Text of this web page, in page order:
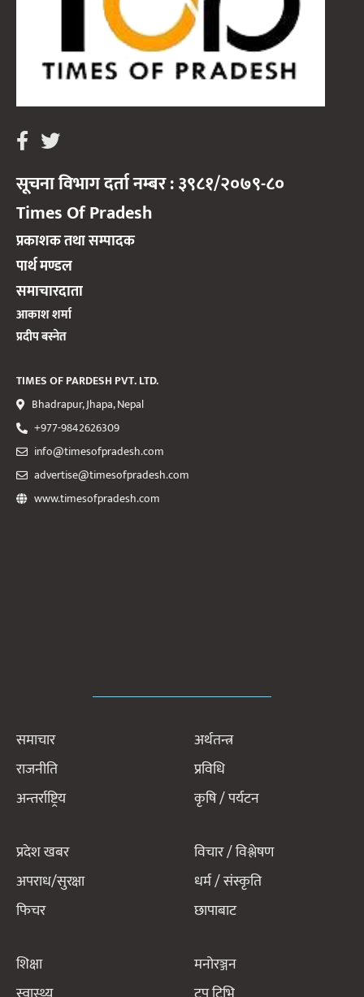
सूचना विभाग दर्ता नम्बर : ३९८१/२०७९-८०
Times Of Pradesh
प्रकाशक तथा सम्पादक
पार्थ मण्डल
समाचारदाता
आकाश शर्मा
प्रदीप बस्नेत
TIMES OF PARDESH PVT. LTD.
Bhadrapur, Jhapa, Nepal
+977-9842626309
info@timesofpradesh.com
advertise@timesofpradesh.com
www.timesofpradesh.com
समाचार
राजनीति
अन्तर्राष्ट्रिय
अर्थतन्त्र
प्रविधि
कृषि / पर्यटन
प्रदेश खबर
अपराध/सुरक्षा
फिचर
विचार / विश्लेषण
धर्म / संस्कृति
छापाबाट
शिक्षा
मनोरञ्जन